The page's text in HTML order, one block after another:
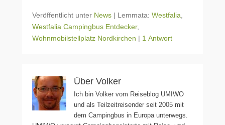
Veröffentlicht unter News | Lemmata: Westfalia
Westfalia Campingbus Entdecker,
Wohnmobilstellplatz Nordkirchen | 1 Antwort
Über Volker
Ich bin Volker vom Reiseblog UMIWO
und als Teilzeitreisender seit 2005 mit
dem Campingbus in Europa unterwegs.